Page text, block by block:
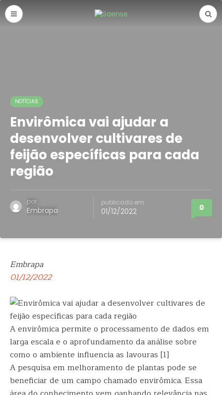
NOTÍCIAS
Envirômica vai ajudar a
desenvolver cultivares de
feijão específicas para cada
região
por
Embrapa
publicado em
01/12/2022 0
Embrapa
01/12/2022
A envirômica permite o processamento de dados em
larga escala e o aprofundamento da análise sobre
como o ambiente influencia as lavouras [1]
A pesquisa em melhoramento de plantas pode se
beneficiar de um campo chamado envirômica. Essa